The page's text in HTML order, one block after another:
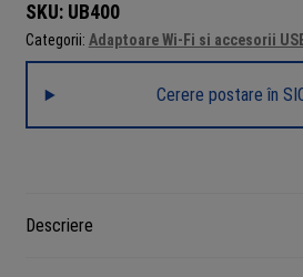
SKU: UB400
Categorii: Adaptoare Wi-Fi si accesorii
Cerere postare în
Descriere